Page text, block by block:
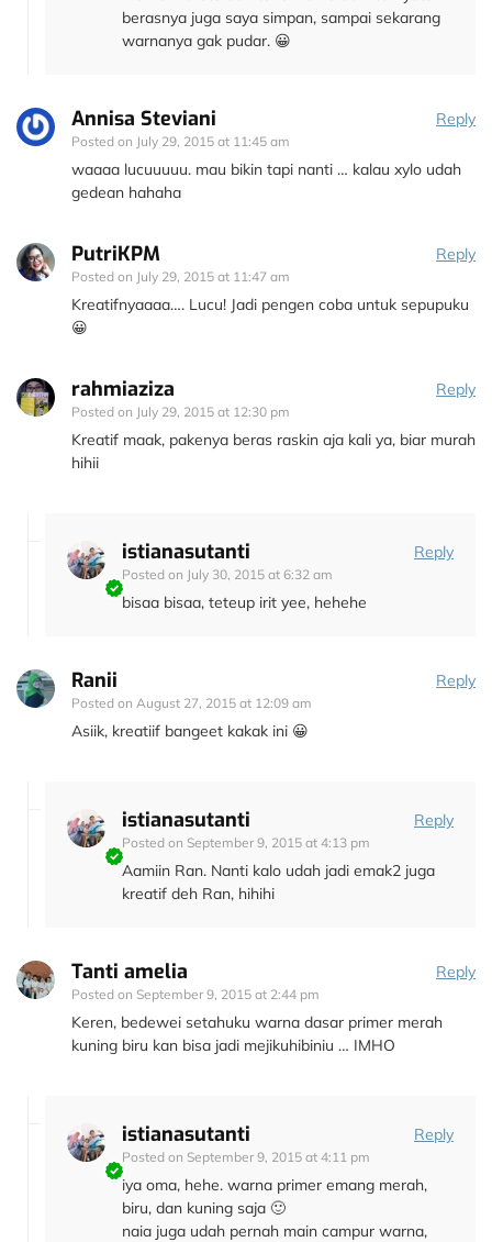
berasnya juga saya simpan, sampai sekarang
warnanya gak pudar. 😀
Annisa Steviani
Posted on July 29, 2015 at 11:45 am
Reply
waaaa lucuuuuu. mau bikin tapi nanti … kalau xylo udah
gedean hahaha
PutriKPM
Posted on July 29, 2015 at 11:47 am
Reply
Kreatifnyaaaa…. Lucu! Jadi pengen coba untuk sepupuku
😀
rahmiaziza
Posted on July 29, 2015 at 12:30 pm
Reply
Kreatif maak, pakenya beras raskin aja kali ya, biar murah
hihii
istianasutanti
Posted on July 30, 2015 at 6:32 am
Reply
bisaa bisaa, teteup irit yee, hehehe
Ranii
Posted on August 27, 2015 at 12:09 am
Reply
Asiik, kreatiif bangeet kakak ini 😀
istianasutanti
Posted on September 9, 2015 at 4:13 pm
Reply
Aamiin Ran. Nanti kalo udah jadi emak2 juga
kreatif deh Ran, hihihi
Tanti amelia
Posted on September 9, 2015 at 2:44 pm
Reply
Keren, bedewei setahuku warna dasar primer merah
kuning biru kan bisa jadi mejikuhibiniu … IMHO
istianasutanti
Posted on September 9, 2015 at 4:11 pm
Reply
iya oma, hehe. warna primer emang merah,
biru, dan kuning saja 🙂
naia juga udah pernah main campur warna,